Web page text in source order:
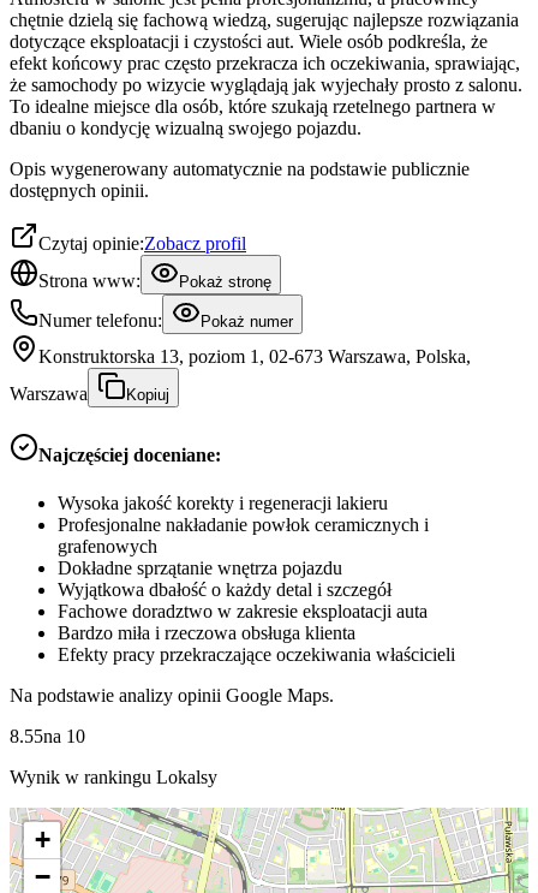
chętnie dzielą się fachową wiedzą, sugerując najlepsze rozwiązania
dotyczące eksploatacji i czystości aut. Wiele osób podkreśla, że
efekt końcowy prac często przekracza ich oczekiwania, sprawiając,
że samochody po wizycie wyglądają jak wyjechały prosto z salonu.
To idealne miejsce dla osób, które szukają rzetelnego partnera w
dbaniu o kondycję wizualną swojego pojazdu.
Opis wygenerowany automatycznie na podstawie publicznie
dostępnych opinii.
Czytaj opinie:Zobacz profil
Strona www:
Pokaż stronę
Numer telefonu: Pokaż numer
Konstruktorska 13, poziom 1, 02-673 Warszawa, Polska,
Warszawa
Kopiuj
Najczęściej doceniane:
Wysoka jakość korekty i regeneracji lakieru
Profesjonalne nakładanie powłok ceramicznych i
grafenowych
Dokładne sprzątanie wnętrza pojazdu
Wyjątkowa dbałość o każdy detal i szczegół
Fachowe doradztwo w zakresie eksploatacji auta
Bardzo miła i rzeczowa obsługa klienta
Efekty pracy przekraczające oczekiwania właścicieli
Na podstawie analizy opinii Google Maps.
8.55na 10
Wynik w rankingu Lokalsy
+
−